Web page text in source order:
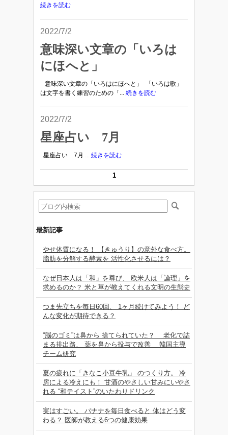
続きを読む
2022/7/2
意味深い文章の「いろは
にほへと」
意味深い文章の「いろはにほへと」 「いろは歌」
は文字を書く練習のための「... 続きを読む
2022/7/2
星座占い 7月
星座占い 7月 ... 続きを読む
1
最新記事
やせ体質になる！ 【きゅうり】の意外な食べ方。
脂肪を分解する酵素を 活性化させるには？
なぜ日本人は「和」を尊び、 欧米人は「論理」を
求めるのか？ 米と草が教えてくれる文明の生態史
つま先立ちを毎日60回、 1ヶ月続けてみよう！ ど
んな変化が期待できる？
“脳のゴミ”は鼻から 捨てられていた？ 老化で詰
まる排出路、 薬を鼻から投与で改善 韓国主導
チーム研究
夏の疲れに「きなこ小豆牛乳」 のつくり方。 冷
房による冷えにも！ 甘酒のやさしい甘みにいやさ
れる “和テイスト”のいたわりドリンク
実はすごい。 バナナを毎日食べると 体はどう変
わる？ 医師が教える6つの健康効果